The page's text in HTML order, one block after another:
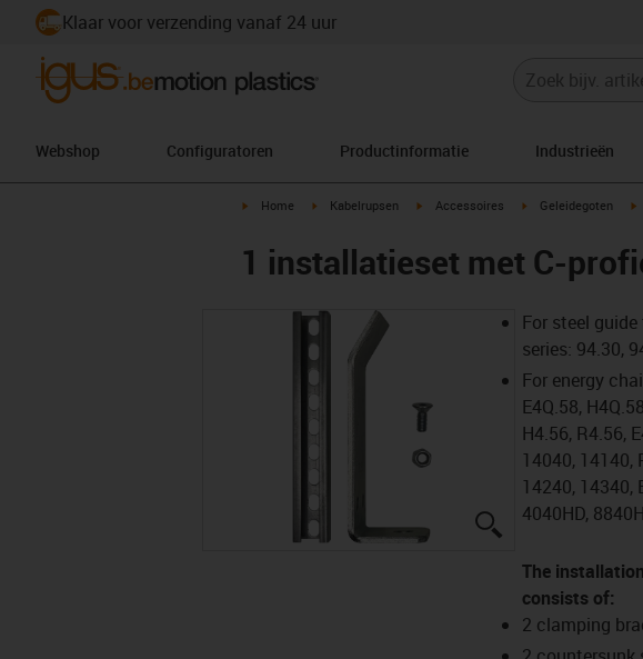
Klaar voor verzending vanaf 24 uur
Webshop Configuratoren Productinformatie Industrieën
igus-icon-arrow-right
Home igus-icon-arrow-right
Kabelrupsen igus-icon-arrow-right
Accessoires igus-icon-arrow-right
Geleidegoten
1 installatieset met C-
igus-icon-lupe
For steel
series: 94.30,
For energy
E4Q.58,
H4.56, R4.56,
14040, 14140,
14240, 14340,
4040HD,
The
consists of:
2 clamping